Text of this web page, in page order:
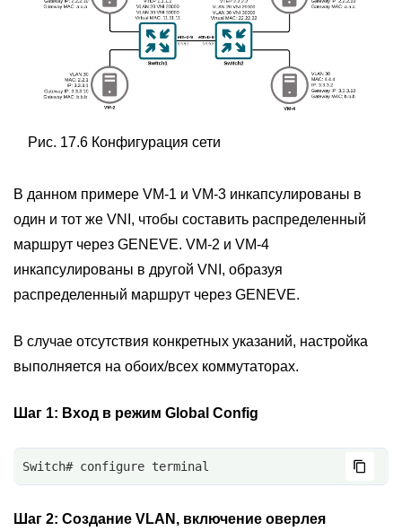
Рис. 17.6 Конфигурация сети
В данном примере VM-1 и VM-3 инкапсулированы в
один и тот же VNI, чтобы составить распределенный
маршрут через GENEVE. VM-2 и VM-4
инкапсулированы в другой VNI, образуя
распределенный маршрут через GENEVE.
В случае отсутствия конкретных указаний, настройка
выполняется на обоих/всех коммутаторах.
Шаг 1: Вход в режим Global Config
Switch# configure terminal
Шаг 2: Создание VLAN, включение оверлея